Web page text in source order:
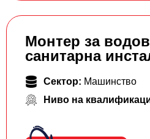
Монтер за
санитарна
Сектор: Машинство
Ниво на